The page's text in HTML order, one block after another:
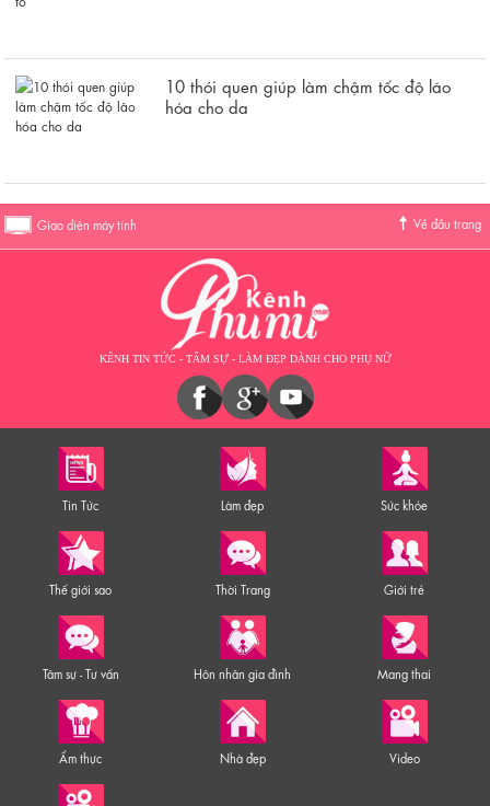
10 thói quen giúp làm chậm tốc độ lão
hóa cho da
Giao diện máy tính Về đầu trang
KÊNH TIN TỨC - TÂM SỰ - LÀM ĐẸP DÀNH CHO PHỤ NỮ
Tin Tức Làm đẹp Sức khỏe
Thế giới sao Thời Trang Giới trẻ
Tâm sự - Tư vấn Hôn nhân gia đình Mang thai
Ẩm thực Nhà đẹp Video